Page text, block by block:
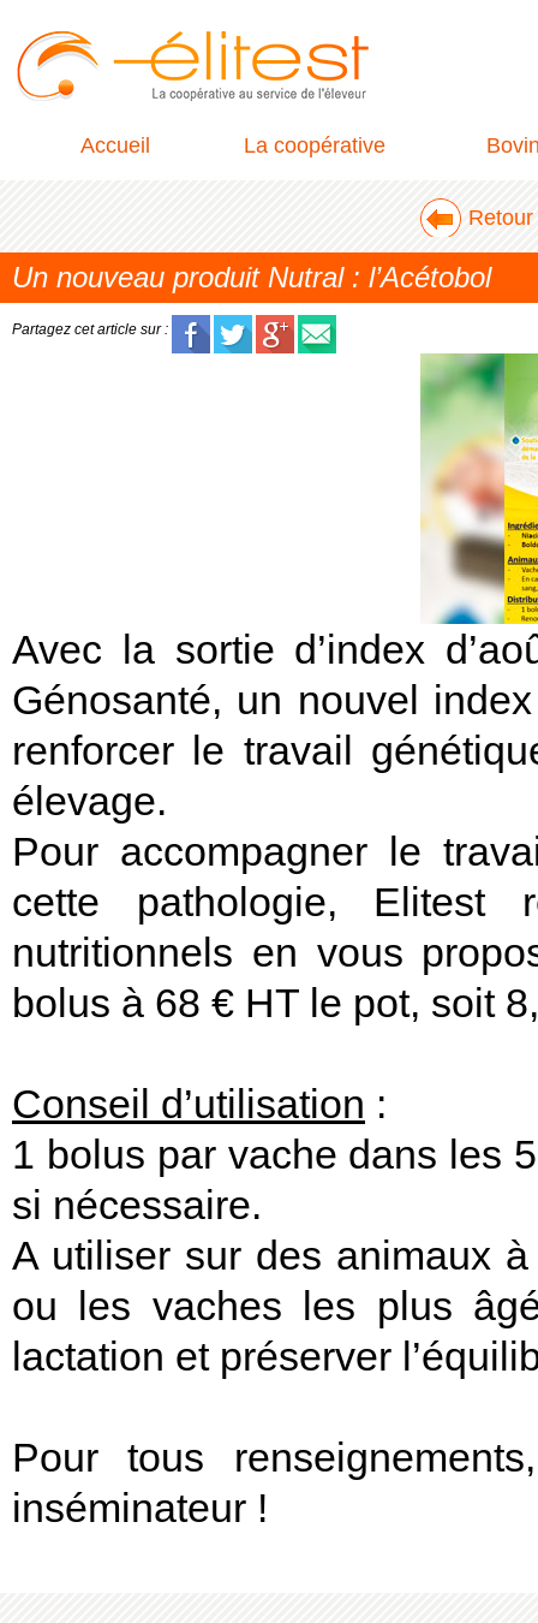
Accueil La coopérative
Un nouveau produit Nutral : l’Acétobol
Partagez cet article sur :
Avec la sortie d’index
Génosanté, un nouvel
renforcer le travail
élevage.
Pour accompagner le
cette pathologie, Elitest
nutritionnels en vous
bolus à 68 € HT le pot, soit
Conseil d’utilisation :
1 bolus par vache dans les
si nécessaire.
A utiliser sur des animaux
ou les vaches les plus
lactation et préserver
Pour tous
inséminateur !